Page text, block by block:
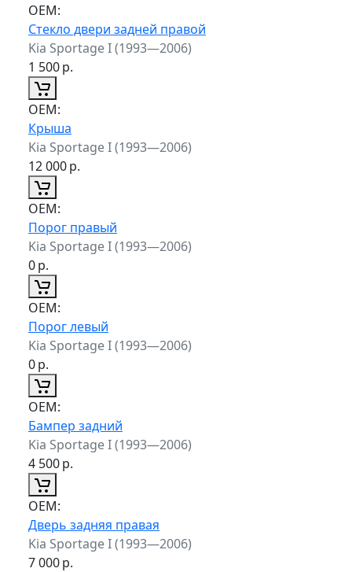
ОЕМ:
Стекло двери задней правой
Kia Sportage I (1993—2006)
1 500р.
ОЕМ:
Крыша
Kia Sportage I (1993—2006)
12 000р.
ОЕМ:
Порог правый
Kia Sportage I (1993—2006)
0р.
ОЕМ:
Порог левый
Kia Sportage I (1993—2006)
0р.
ОЕМ:
Бампер задний
Kia Sportage I (1993—2006)
4 500р.
ОЕМ:
Дверь задняя правая
Kia Sportage I (1993—2006)
7 000р.